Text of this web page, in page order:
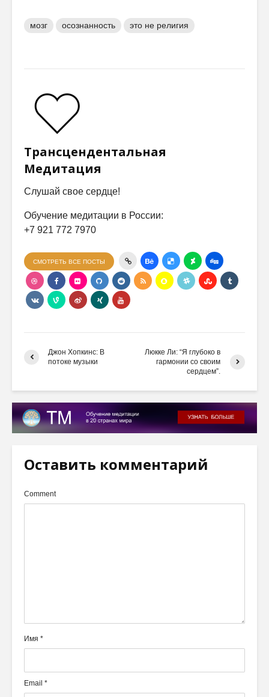
мозг осознанность это не религия
Трансцендентальная
Медитация
Слушай свое сердце!
Обучение медитации в России:
+7 921 772 7970
СМОТРЕТЬ ВСЕ ПОСТЫ
Джон Хопкинс: В
потоке музыки
Люкке Ли: “Я глубоко в
гармонии со своим
сердцем”.
Оставить комментарий
Comment
Имя *
Email *